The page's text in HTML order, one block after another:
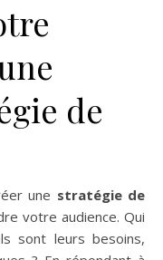
de
une stratégie de
votre audience. Qui
sont leurs besoins,